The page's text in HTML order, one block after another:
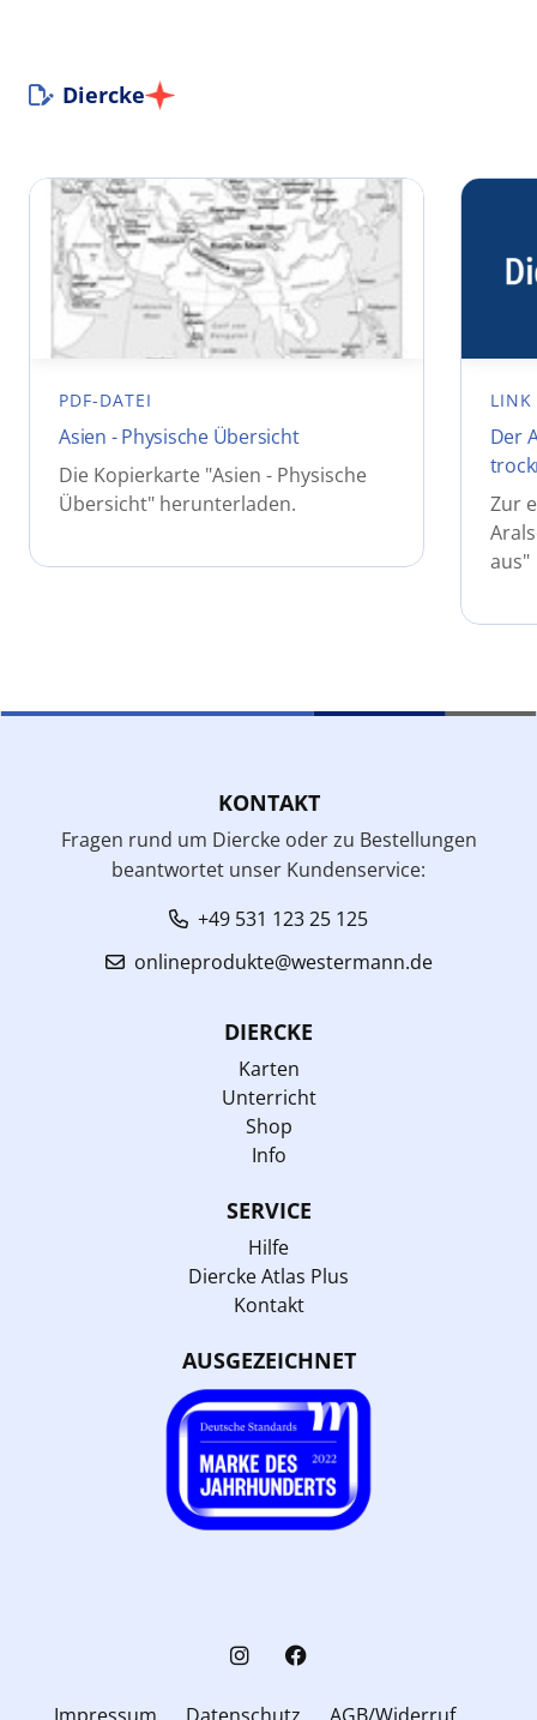
Diercke
PDF-DATEI
Asien - Physische Übersicht
Die Kopierkarte "Asien - Physische
Übersicht" herunterladen.
LINK
Der
Zur
aus"
KONTAKT
Fragen rund um Diercke oder zu Bestellungen
beantwortet unser Kundenservice:
+49 531 123 25 125
onlineprodukte@westermann.de
DIERCKE
Karten
Unterricht
Shop
Info
SERVICE
Hilfe
Diercke Atlas Plus
Kontakt
AUSGEZEICHNET